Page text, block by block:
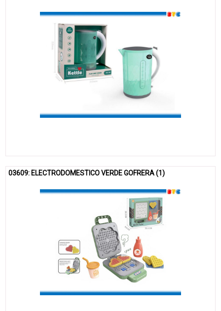
03609: ELECTRODOMESTICO VERDE GOFRERA (1)